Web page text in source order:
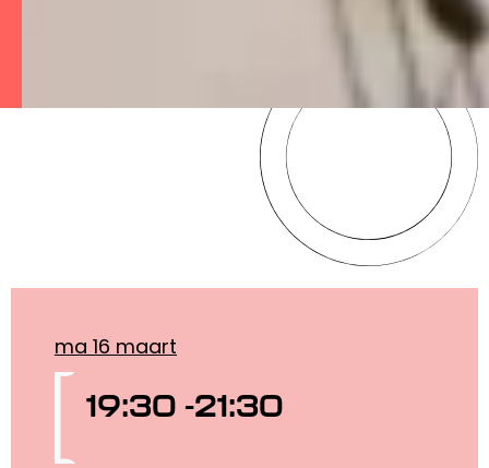
ma 16 maart
19:30 -21:30